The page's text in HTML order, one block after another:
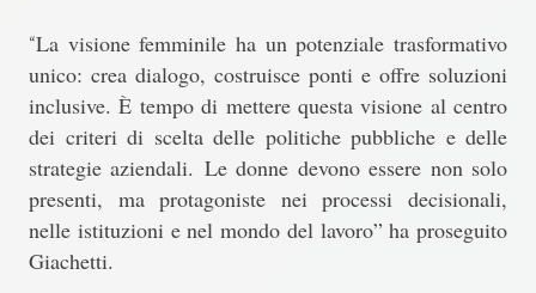
“La visione femminile ha un potenziale trasformativo
unico: crea dialogo, costruisce ponti e offre soluzioni
inclusive. È tempo di mettere questa visione al centro
dei criteri di scelta delle politiche pubbliche e delle
strategie aziendali. Le donne devono essere non solo
presenti, ma protagoniste nei processi decisionali,
nelle istituzioni e nel mondo del lavoro” ha proseguito
Giachetti.